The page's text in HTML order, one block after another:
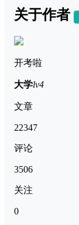
关于作者
开考啦
大学lv4
文章
22347
评论
3506
关注
0